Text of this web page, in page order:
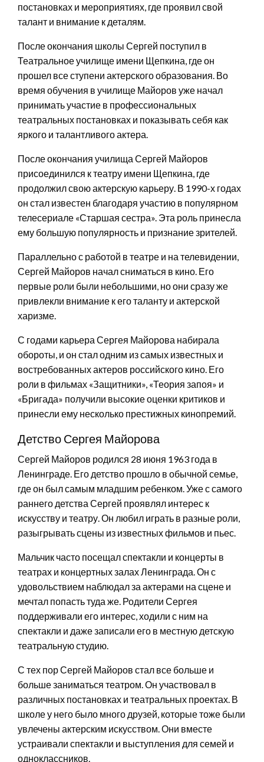
постановках и мероприятиях, где проявил свой
талант и внимание к деталям.
После окончания школы Сергей поступил в
Театральное училище имени Щепкина, где он
прошел все ступени актерского образования. Во
время обучения в училище Майоров уже начал
принимать участие в профессиональных
театральных постановках и показывать себя как
яркого и талантливого актера.
После окончания училища Сергей Майоров
присоединился к театру имени Щепкина, где
продолжил свою актерскую карьеру. В 1990-х годах
он стал известен благодаря участию в популярном
телесериале «Старшая сестра». Эта роль принесла
ему большую популярность и признание зрителей.
Параллельно с работой в театре и на телевидении,
Сергей Майоров начал сниматься в кино. Его
первые роли были небольшими, но они сразу же
привлекли внимание к его таланту и актерской
харизме.
С годами карьера Сергея Майорова набирала
обороты, и он стал одним из самых известных и
востребованных актеров российского кино. Его
роли в фильмах «Защитники», «Теория запоя» и
«Бригада» получили высокие оценки критиков и
принесли ему несколько престижных кинопремий.
Детство Сергея Майорова
Сергей Майоров родился 28 июня 1963 года в
Ленинграде. Его детство прошло в обычной семье,
где он был самым младшим ребенком. Уже с самого
раннего детства Сергей проявлял интерес к
искусству и театру. Он любил играть в разные роли,
разыгрывать сцены из известных фильмов и пьес.
Мальчик часто посещал спектакли и концерты в
театрах и концертных залах Ленинграда. Он с
удовольствием наблюдал за актерами на сцене и
мечтал попасть туда же. Родители Сергея
поддерживали его интерес, ходили с ним на
спектакли и даже записали его в местную детскую
театральную студию.
С тех пор Сергей Майоров стал все больше и
больше заниматься театром. Он участвовал в
различных постановках и театральных проектах. В
школе у него было много друзей, которые тоже были
увлечены актерским искусством. Они вместе
устраивали спектакли и выступления для семей и
одноклассников.